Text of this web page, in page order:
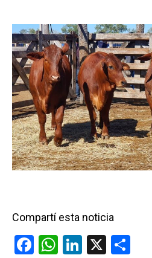
Compartí esta noticia
F
W Li
X